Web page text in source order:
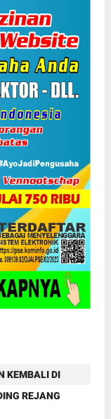
KEMBALI DI
REJANG